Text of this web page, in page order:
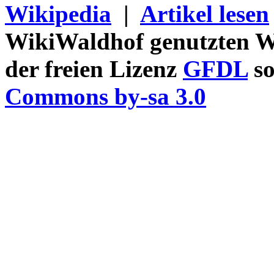
Wikipedia | Artikel lesen
WikiWaldhof genutzten
der freien Lizenz GFDL
Commons by-sa 3.0